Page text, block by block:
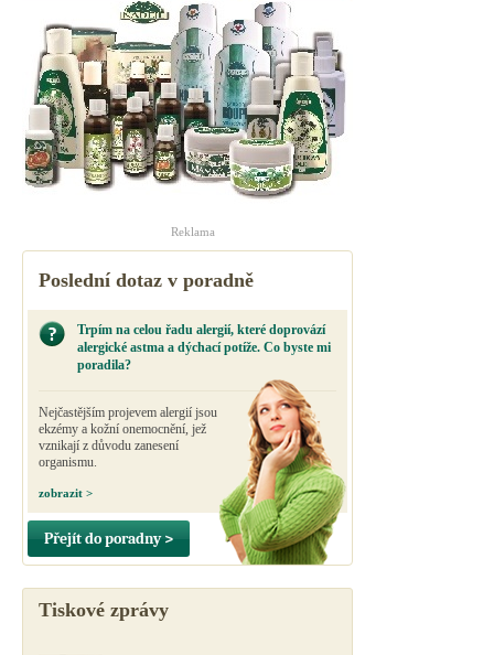
Reklama
Poslední dotaz v poradně
Trpím na celou řadu alergií, které doprovází
alergické astma a dýchací potíže. Co byste mi
poradila?
Nejčastějším projevem alergií jsou
ekzémy a kožní onemocnění, jež
vznikají z důvodu zanesení
organismu.
zobrazit >
Přejít do poradny >
Tiskové zprávy